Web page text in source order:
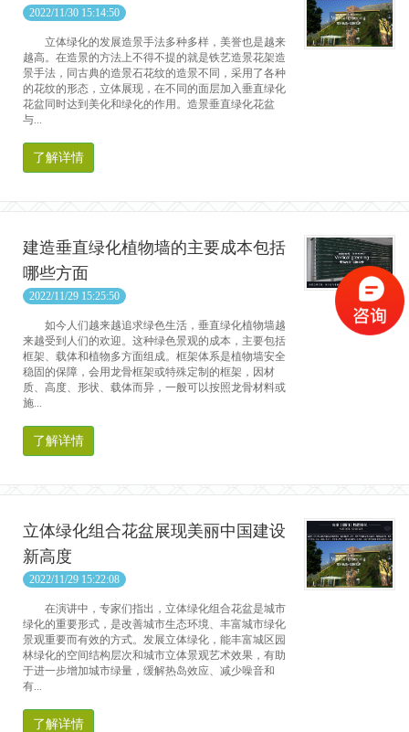
2022/11/30 15:14:50
立体绿化的发展造景手法多种多样，美誉也是越来
越高。在造景的方法上不得不提的就是铁艺造景花架造
景手法，同古典的造景石花纹的造景不同，采用了各种
的花纹的形态，立体展现，在不同的面层加入垂直绿化
花盆同时达到美化和绿化的作用。造景垂直绿化花盆
与...
了解详情
建造垂直绿化植物墙的主要成本包括
哪些方面
2022/11/29 15:25:50
如今人们越来越追求绿色生活，垂直绿化植物墙越
来越受到人们的欢迎。这种绿色景观的成本，主要包括
框架、载体和植物多方面组成。框架体系是植物墙安全
稳固的保障，会用龙骨框架或特殊定制的框架，因材
质、高度、形状、载体而异，一般可以按照龙骨材料或
施...
了解详情
立体绿化组合花盆展现美丽中国建设
新高度
2022/11/29 15:22:08
在演讲中，专家们指出，立体绿化组合花盆是城市
绿化的重要形式，是改善城市生态环境、丰富城市绿化
景观重要而有效的方式。发展立体绿化，能丰富城区园
林绿化的空间结构层次和城市立体景观艺术效果，有助
于进一步增加城市绿量，缓解热岛效应、减少噪音和
有...
了解详情